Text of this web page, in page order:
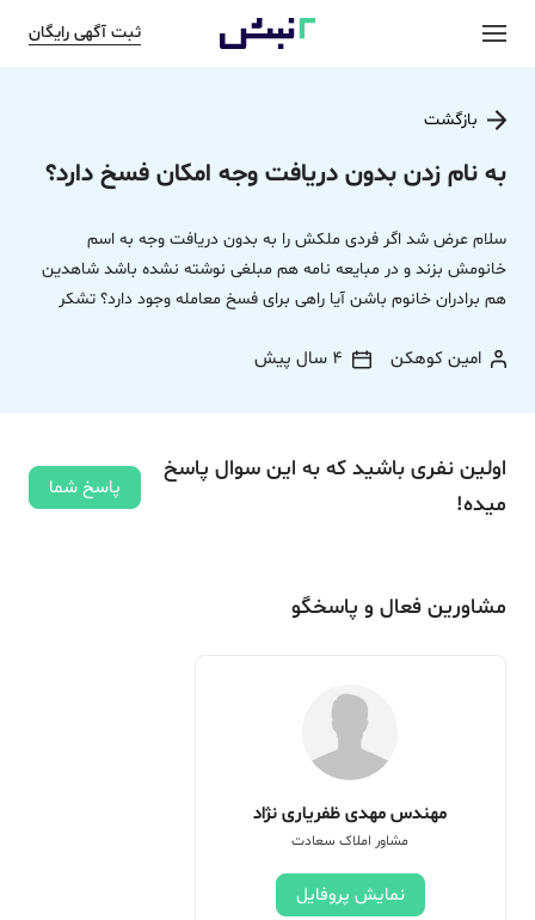
ثبت آگهی رایگان
بازگشت
به نام زدن بدون دریافت وجه امکان فسخ دارد؟
سلام عرض شد اگر فردی ملکش را به بدون دریافت وجه به اسم
خانومش بزند و در مبایعه نامه هم مبلغی نوشته نشده باشد شاهدین
هم برادران خانوم باشن آیا راهی برای فسخ معامله وجود دارد؟ تشکر
امین کوهکن 4 سال پیش
اولین نفری باشید که به این سوال پاسخ
میده!
پاسخ شما
مشاورین فعال و پاسخگو
مهندس مهدی ظفریاری نژاد
مشاور املاک سعادت
نمایش پروفایل